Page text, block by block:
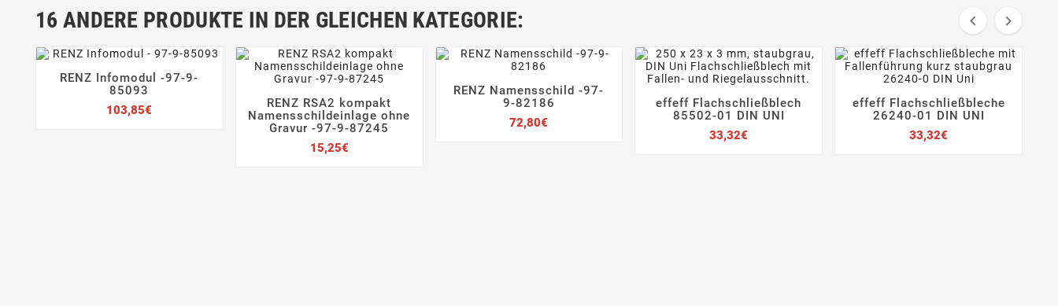
16 ANDERE PRODUKTE IN DER GLEICHEN KATEGORIE:  
 
RENZ Infomodul -97-9-
85093
103,85€
   
RENZ RSA2 kompakt
Namensschildeinlage ohne
Gravur -97-9-87245
15,25€Preis
 
RENZ Namensschild -97-
9-82186
72,80€
   
effeff Flachschließblech
85502-01 DIN UNI
33,32€
   
effeff Flachschließbleche
26240-01 DIN UNI
33,32€